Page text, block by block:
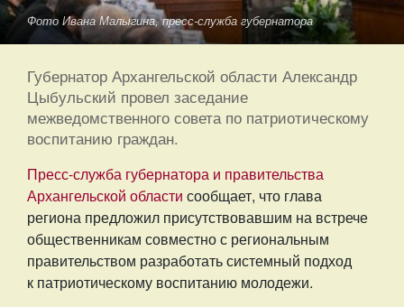
Фото Ивана Малыгина, пресс-служба губернатора
Губернатор Архангельской области Александр
Цыбульский провел заседание
межведомственного совета по патриотическому
воспитанию граждан.
Пресс-служба губернатора и правительства
Архангельской области сообщает, что глава
региона предложил присутствовавшим на встрече
общественникам совместно с региональным
правительством разработать системный подход
к патриотическому воспитанию молодежи.